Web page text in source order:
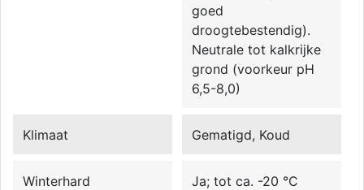
goed
droogtebestendig).
Neutrale tot kalkrijke
grond (voorkeur pH
6,5-8,0)
Klimaat Gematigd, Koud
Winterhard Ja; tot ca. -20 °C